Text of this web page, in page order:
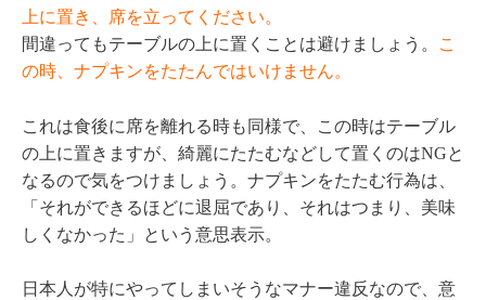
上に置き、席を立ってください。
間違ってもテーブルの上に置くことは避けましょう。
こ
の時、ナプキンをたたんではいけません。
これは食後に席を離れる時も同様で、この時はテーブル
の上に置きますが、綺麗にたたむなどして置くのはNGと
なるので気をつけましょう。ナプキンをたたむ行為は、
「それができるほどに退屈であり、それはつまり、美味
しくなかった」という意思表示。
日本人が特にやってしまいそうなマナー違反なので、意